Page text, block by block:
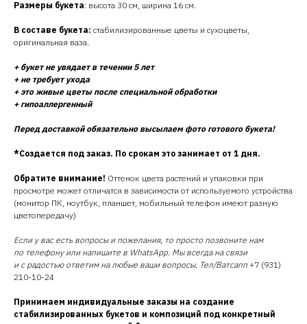
Размеры букета: высота 30 см, ширина 16 см.
В составе букета: стабилизированные цветы и сухоцветы,
оригинальная ваза.
+ букет не увядает в течении 5 лет
+ не требует ухода
+ это живые цветы после специальной обработки
+ гипоаллергенный
Перед доставкой обязательно высылаем фото готового букета!
*Создается под заказ. По срокам это занимает от 1 дня.
Обратите внимание! Оттенок цвета растений и упаковки при
просмотре может отличатся в зависимости от используемого устройства
(монитор ПК, ноутбук, планшет, мобильный телефон имеют разную
цветопередачу)
Если у вас есть вопросы и пожелания, то просто позвоните нам
по телефону или напишите в WhatsApp. Мы всегда на связи
и с радостью ответим на любые ваши вопросы. Тел/Ватсапп+7 (931)
210-10-24
Принимаем индивидуальные заказы на создание
стабилизированных букетов и композиций под конкретный